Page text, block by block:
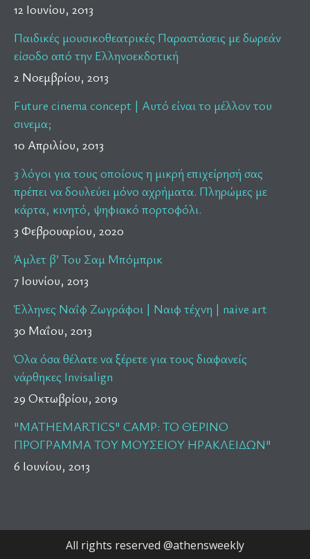
12 Ιουνίου, 2013
Παιδικές μουσικοθεατρικές Παραστάσεις με δωρεάν
είσοδο από την Ελληνοεκδοτική
2 Νοεμβρίου, 2013
Future cinema concept | Αυτό είναι το μέλλον του
σινεμα;
10 Απριλίου, 2013
3 λόγοι για τους οποίους η μικρή επιχείρησή σας
πρέπει να δουλεύει μόνο αχρήματα. Πληρώμες με
κάρτα, κινητό, ψηφιακό πορτοφόλι.
3 Φεβρουαρίου, 2020
Άμλετ β’ Του Σαμ Μπόμπρικ
7 Ιουνίου, 2013
Έλληνες Ναΐφ Ζωγράφοι | Ναιφ τέχνη | naive art
30 Μαΐου, 2013
Όλα όσα θέλατε να ξέρετε για τους διαφανείς
νάρθηκες Invisalign
29 Οκτωβρίου, 2019
"MATHEMARTICS" CAMP: TO ΘΕΡΙΝΟ
ΠΡΟΓΡΑΜΜΑ ΤΟΥ ΜΟΥΣΕΙΟΥ ΗΡΑΚΛΕΙΔΩΝ"
6 Ιουνίου, 2013
All rights reserved @athensweekly